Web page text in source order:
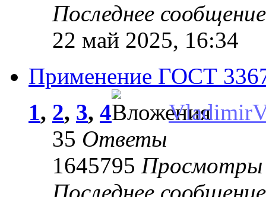
Последнее
22 май 2025, 16:34
Применение ГОСТ
1, 2, 3, 4
35 Ответы
1645795 Просмотры